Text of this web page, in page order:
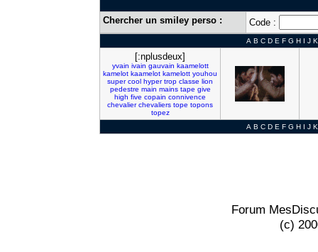
Chercher un smiley perso : Code :
A B C D E F G H I J K
[:nplusdeux]
yvain ivain gauvain kaamelott
kamelot kaamelot kamelott youhou
super cool hyper trop classe lion
pedestre main mains tape give
high five copain connivence
chevalier chevaliers tope topons
topez
A B C D E F G H I J K
Forum
(c)